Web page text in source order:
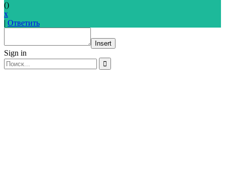
()
x
| Ответить
Insert
Sign in